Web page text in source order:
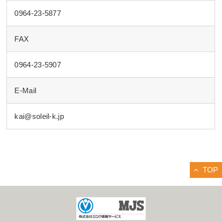
0964-23-5877
FAX
0964-23-5907
E-Mail
kai@soleil-k.jp
TOP